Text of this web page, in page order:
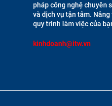
pháp công nghệ chuyên
và dịch vụ tận tâm.
quy trình làm việc của
kinhdoanh@itw.vn